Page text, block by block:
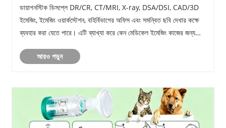
ডায়াগনস্টিক ডিসপ্লে DR/CR, CT/MRI, X-ray, DSA/DSI, CAD/3D
ইমেজিং, ইমেজিং ওয়ার্কস্টেশন, বহির্বিভাগের অফিস এবং সমন্বিত ছবি দেখার কক্ষে
ব্যবহার করা যেতে পারে। এটি ব্যাখ্যা করে কেন মেডিকেল ইমেজিং কাজের জন্য
আরও পড়ুন